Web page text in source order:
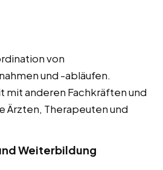
von
und -abläufen.
mit anderen Fachkräften und
Ärzten, Therapeuten und
Weiterbildung